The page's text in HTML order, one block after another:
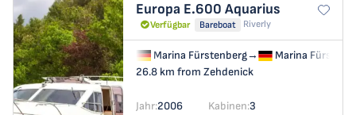
Europa E.600 Aquarius
Verfügbar Bareboat Riverly
Marina Fürstenberg→
Marina
26.8 km from Zehdenick
Jahr:2006 Kabinen:3